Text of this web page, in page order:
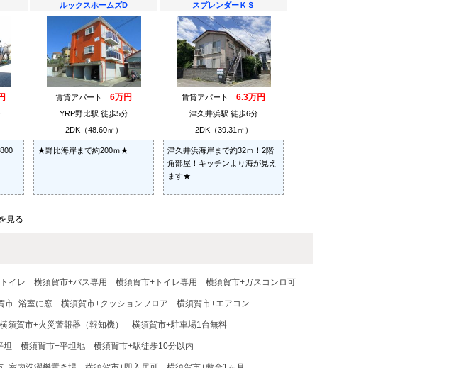
ルックスホームズD
賃貸アパート 6万円
YRP野比駅 徒歩5分
2DK（48.60㎡）
★野比海岸まで約200ｍ★
スプレンダーＫＳ
賃貸アパート 6.3万円
津久井浜駅 徒歩6分
2DK（39.31㎡）
津久井浜海岸まで約32ｍ！2階
角部屋！キッチンより海が見え
ます★
見る
イレ 横須賀市+バス専用 横須賀市+トイレ専用 横須賀市+ガスコンロ可
市+浴室に窓 横須賀市+クッションフロア 横須賀市+エアコン
横須賀市+火災警報器（報知機） 横須賀市+駐車場1台無料
坦 横須賀市+平坦地 横須賀市+駅徒歩10分以内